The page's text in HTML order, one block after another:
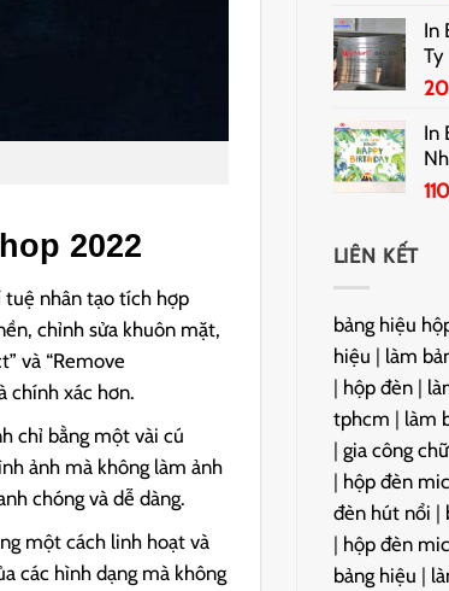
2022
tuệ nhân tạo tích hợp
chỉnh sửa khuôn mặt,
và “Remove
chính xác hơn.
chỉ bằng một vài cú
ảnh mà không làm ảnh
chóng và dễ dàng.
một cách linh hoạt và
các hình dạng mà không
In
Ty
In
LIÊN KẾT
bảng hiệu
hiệu | làm
| hộp đèn|
tphcm | làm
| gia công
| hộp đèn
đèn hút nổi |
| hộp đèn
bảng hiệu |